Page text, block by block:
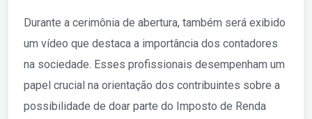
Durante a cerimônia de abertura, também será exibido
um vídeo que destaca a importância dos contadores
na sociedade. Esses profissionais desempenham um
papel crucial na orientação dos contribuintes sobre a
possibilidade de doar parte do Imposto de Renda